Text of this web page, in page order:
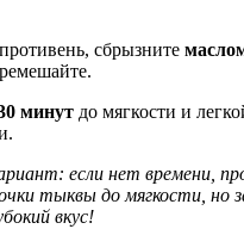
сбрызните
минут до мягкости и
если нет времени,
тыквы до мягкости, но
вкус!